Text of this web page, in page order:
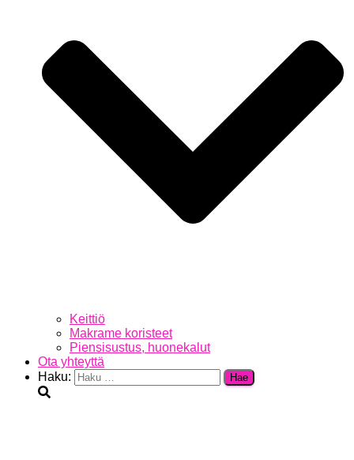
Keittiö
Makrame koristeet
Piensisustus, huonekalut
Ota yhteyttä
Haku: